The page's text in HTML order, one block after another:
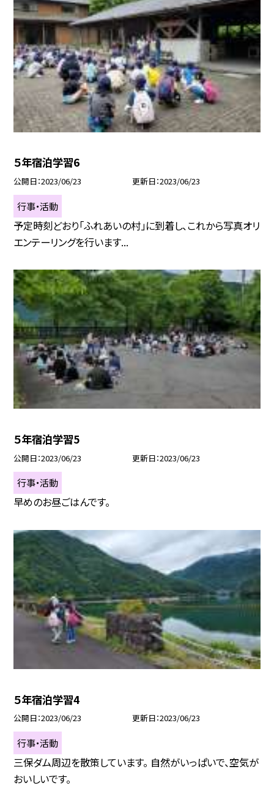
５年宿泊学習6
公開日 2023/06/23 更新日 2023/06/23
行事・活動
予定時刻どおり「ふれあいの村」に到着し、これから写真オリ
エンテーリングを行います...
５年宿泊学習5
公開日 2023/06/23 更新日 2023/06/23
行事・活動
早めのお昼ごはんです。
５年宿泊学習4
公開日 2023/06/23 更新日 2023/06/23
行事・活動
三保ダム周辺を散策しています。 自然がいっぱいで、空気が
おいしいです。